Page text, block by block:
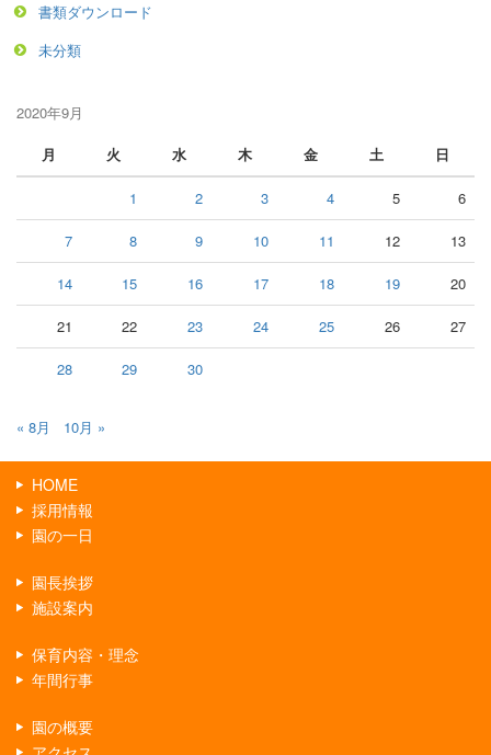
書類ダウンロード
未分類
2020年9月
月
火 水 木 金 土 日
1 2 3 4 5 6
7 8 9 10 11 12 13
14 15 16 17 18 19 20
21 22 23 24 25 26 27
28 29 30
« 8月 10月 »
HOME
採用情報
園の一日
園長挨拶
施設案内
保育内容・理念
年間行事
園の概要